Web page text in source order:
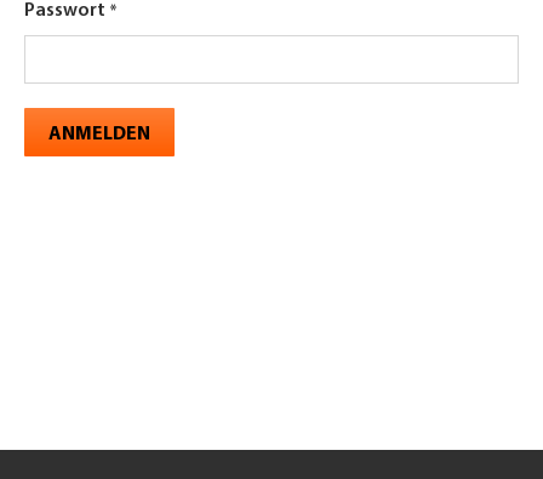
Passwort
ANMELDEN